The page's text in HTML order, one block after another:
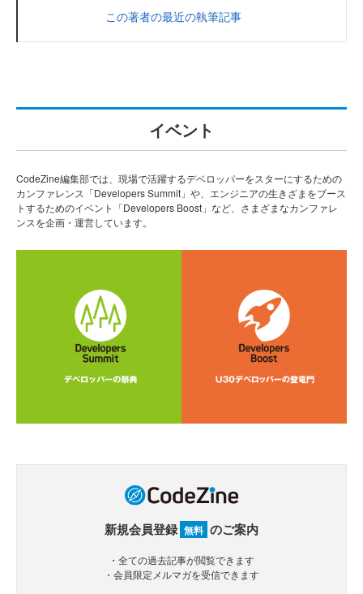
この著者の最近の執筆記事
イベント
CodeZine編集部では、現場で活躍するデベロッパーをスターにするための
カンファレンス「Developers Summit」や、エンジニアの生きざまをブース
トするためのイベント「Developers Boost」など、さまざまなカンファレ
ンスを企画・運営しています。
新規会員登録 無料 のご案内
・全ての過去記事が閲覧できます
・会員限定メルマガを受信できます